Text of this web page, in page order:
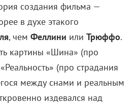
создания фильма —
в духе этакого
, чем Феллини или Трюффо.
картины «Шина» (про
(про страдания
между снами и реальным
издевался над